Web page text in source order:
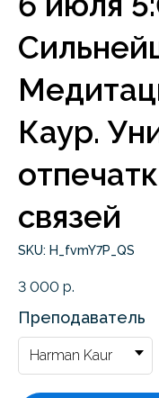
Каур.
связей
SKU: H_fvmY7P_QS
3 000 р.
Преподаватель